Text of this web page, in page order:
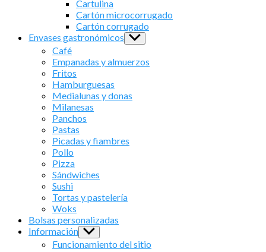
menu
Cartulina
Cartón microcorrugado
Cartón corrugado
Envases gastronómicos Show
sub
Café
Empanadas y almuerzos
Fritos
Hamburguesas
Medialunas y donas
Milanesas
Panchos
Pastas
Picadas y fiambres
Pollo
Pizza
Sándwiches
Sushi
Tortas y pastelería
Woks
Bolsas personalizadas
Información Show
sub
menu
Funcionamiento del sitio